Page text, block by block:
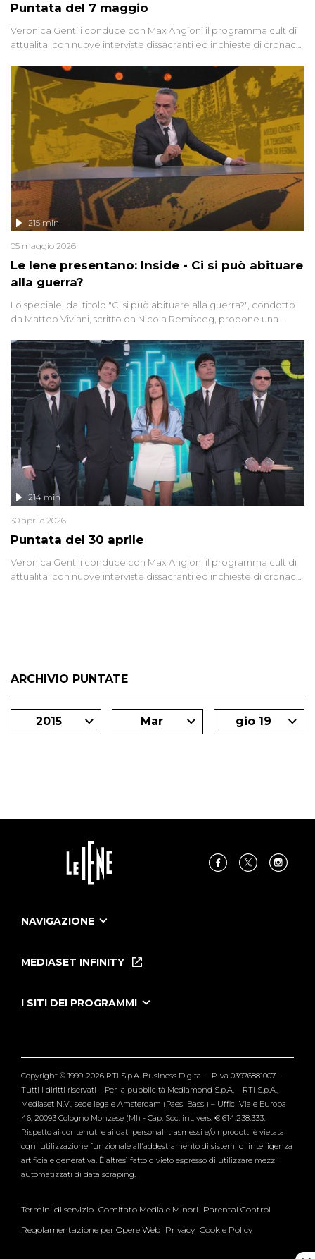
Puntata del 7 maggio
Veronica Gentili conduce con Max Angioni il programma cult di
attualita' con nuove interviste dissacranti ed inchieste di cronaca
Le Iene presentano: Inside - Ci si può abituare
alla guerra?
215 min
05 maggio 2026
Lo speciale, dal titolo "Ci si può abituare alla guerra?", condotto
da Matteo Viviani, scritto da Nicola Remisceg, propone una
di settore - su quanto la guerra sia diventata una realtà pervasiva.
Anche se l'Italia non è direttamente coinvolta in conflitti armati, il
contesto globale rende impossibile considerarla un fenomeno
lontano.
Puntata del 30 aprile
214 min
30 aprile 2026
Veronica Gentili conduce con Max Angioni il programma cult di
attualita' con nuove interviste dissacranti ed inchieste di cronaca
ARCHIVIO PUNTATE
2015 Mar gio 19
NAVIGAZIONE
Le Iene Presentano Inside
Tutti i servizi
MEDIASET INFINITY
I SITI DEI PROGRAMMI
Verissimo
Copyright © 1999-2026 RTI S.p.A. Business Digital – P.Iva 03976881007 –
Tutti i diritti riservati – Per la pubblicità Mediamond S.p.A. – RTI S.p.A.,
Mediaset N.V., sede legale Amsterdam (Paesi Bassi) – Uffici Viale Europa
46, 20093 Cologno Monzese (MI) - Cap. Soc. int. vers. € 614.238.333.
Rispetto ai contenuti e ai dati personali trasmessi e/o riprodotti è vietata
ogni utilizzazione funzionale all'addestramento di sistemi di intelligenza
artificiale generativa. È altresì fatto divieto espresso di utilizzare mezzi
automatizzati di data scraping.
Termini di servizio Comitato Media e Minori Parental Control
Regolamentazione per Opere Web Privacy Cookie Policy